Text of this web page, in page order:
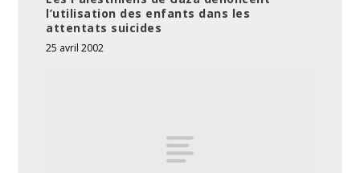
l’utilisation des enfants dans les
attentats suicides
25 avril 2002